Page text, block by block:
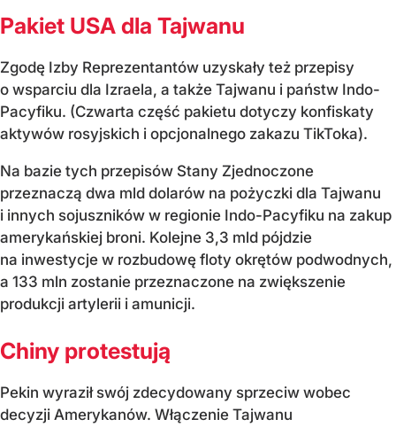
Pakiet USA dla Tajwanu
Zgodę Izby Reprezentantów uzyskały też przepisy
o wsparciu dla Izraela, a także Tajwanu i państw Indo-
Pacyfiku. (Czwarta część pakietu dotyczy konfiskaty
aktywów rosyjskich i opcjonalnego zakazu TikToka).
Na bazie tych przepisów Stany Zjednoczone
przeznaczą dwa mld dolarów na pożyczki dla Tajwanu
i innych sojuszników w regionie Indo-Pacyfiku na zakup
amerykańskiej broni. Kolejne 3,3 mld pójdzie
na inwestycje w rozbudowę floty okrętów podwodnych,
a 133 mln zostanie przeznaczone na zwiększenie
produkcji artylerii i amunicji.
Chiny protestują
Pekin wyraził swój zdecydowany sprzeciw wobec
decyzji Amerykanów. Włączenie Tajwanu